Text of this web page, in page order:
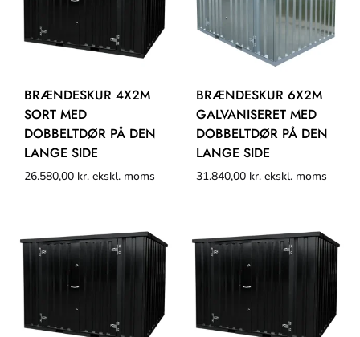
BRÆNDESKUR 4X2M
SORT MED
DOBBELTDØR PÅ DEN
LANGE SIDE
26.580,00 kr. ekskl. moms
BRÆNDESKUR 6X2M
GALVANISERET MED
DOBBELTDØR PÅ DEN
LANGE SIDE
31.840,00 kr. ekskl. moms